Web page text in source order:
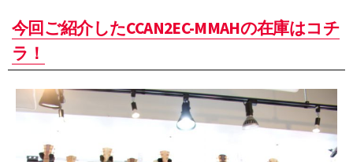
今回ご紹介したCCAN2EC-MMAHの在庫はコチ
ラ！